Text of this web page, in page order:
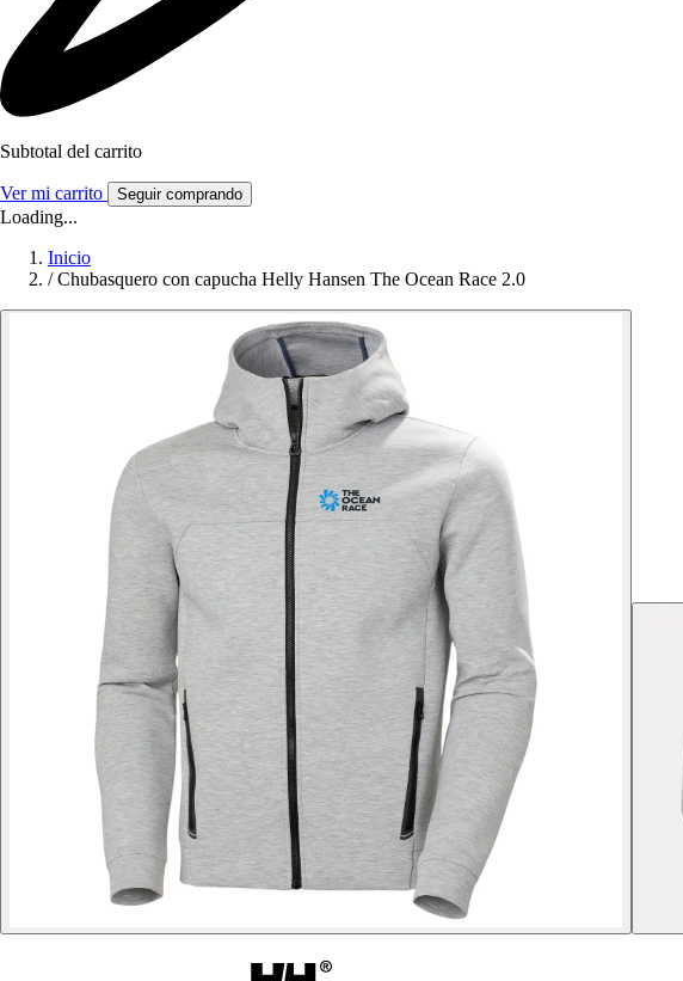
Subtotal del carrito
Ver mi carrito Seguir comprando
Loading...
Inicio
/ Chubasquero con capucha Helly Hansen The Ocean Race 2.0